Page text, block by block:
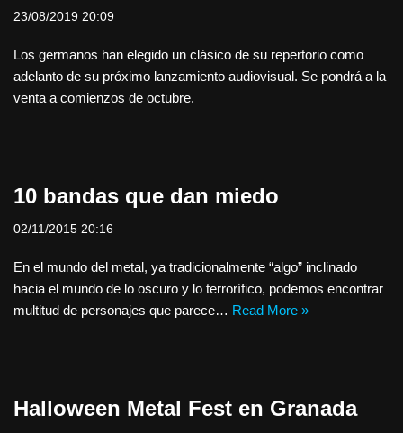
23/08/2019 20:09
Los germanos han elegido un clásico de su repertorio como
adelanto de su próximo lanzamiento audiovisual. Se pondrá a la
venta a comienzos de octubre.
10 bandas que dan miedo
02/11/2015 20:16
En el mundo del metal, ya tradicionalmente “algo” inclinado
hacia el mundo de lo oscuro y lo terrorífico, podemos encontrar
multitud de personajes que parece… Read More »
Halloween Metal Fest en Granada